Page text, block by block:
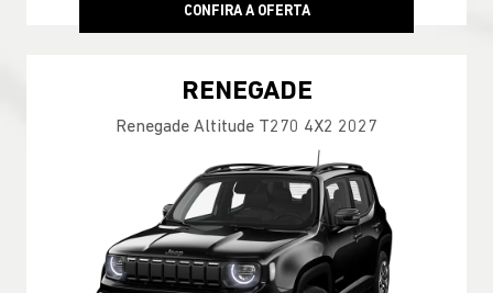
CONFIRA A OFERTA
RENEGADE
Renegade Altitude T270 4X2 2027